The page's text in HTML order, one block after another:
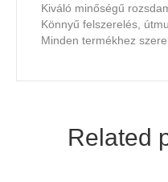
Kiváló minőségű
Könnyű felszerelés,
Minden termékhez
Related